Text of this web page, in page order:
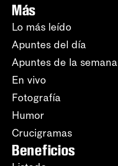
Más
Lo más leído
Apuntes del día
Apuntes de la semana
En vivo
Fotografía
Humor
Crucigramas
Beneficios